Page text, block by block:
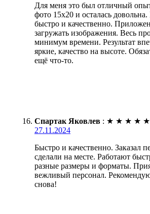
Для меня это был отличный
фото 15х20 и осталась довольна.
быстро и качественно.
загружать изображения. Весь
минимум времени. Результат
яркие, качество на высоте.
ещё что-то.
Спартак Яковлев : ★ ★ ★ ★ ★
27.11.2024
Быстро и качественно. Заказал
сделали на месте. Работают
разные размеры и форматы.
вежливый персонал.
снова!